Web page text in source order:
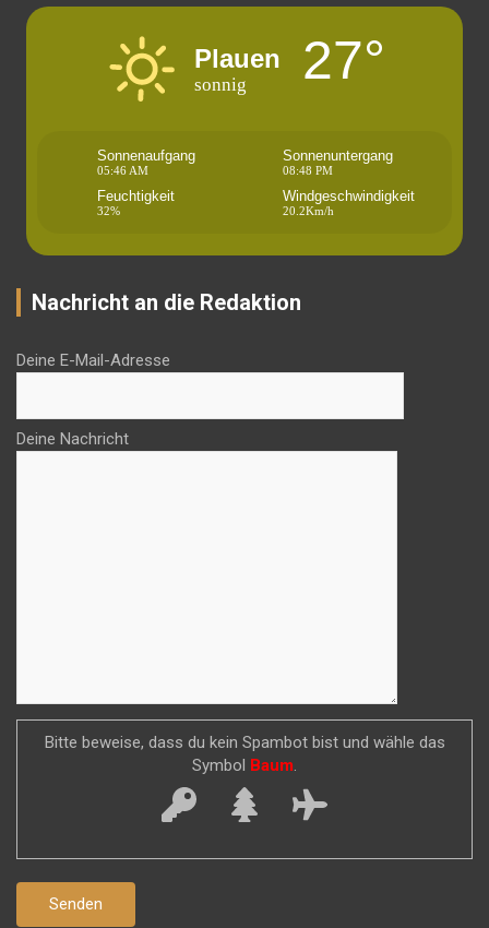
Plauen
sonnig 27°
Sonnenaufgang
05:46 AM
Sonnenuntergang
08:48 PM
Feuchtigkeit
32%
Windgeschwindigkeit
20.2Km/h
Nachricht an die Redaktion
Deine E-Mail-Adresse
Deine Nachricht
Bitte beweise, dass du kein Spambot bist und wähle das
Symbol
Baum.